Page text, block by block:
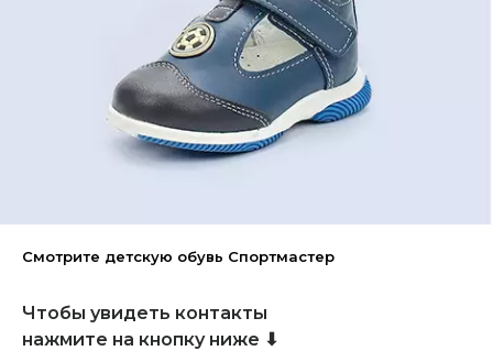
Смотрите детскую обувь Спортмастер
Чтобы увидеть контакты
нажмите на кнопку ниже ⬇